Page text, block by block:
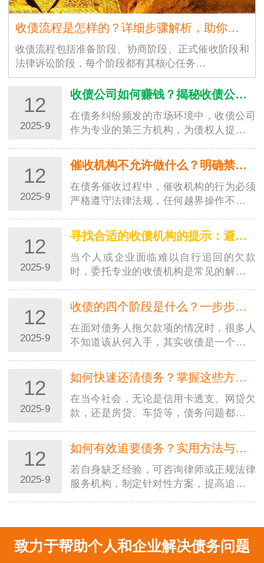
收债流程是怎样的？详细步骤解析，助你高效追回欠款
收债流程包括准备阶段、协商阶段、正式催收阶段和
法律诉讼阶段，每个阶段都有其核心任务…
12
2025-9
收债公司如何赚钱？揭秘收债公司的盈利模式
在债务纠纷频发的市场环境中，收债公司
作为专业的第三方机构，为债权人提供欠
说，收债公司如何赚钱是一个充满好奇的
问题。其实，收债公司的盈…
12
2025-9
催收机构不允许做什么？明确禁区，避免踩坑
在债务催收过程中，催收机构的行为必须
严格遵守法律法规，任何越界操作不仅会
陷入法律纠纷。了解催收机构不允许做的
事，既能帮助债务人维护…
12
2025-9
寻找合适的收债机构的提示：避开陷阱，选对专业帮手
当个人或企业面临难以自行追回的欠款
时，委托专业的收债机构是常见的解决方
不当，可能不仅追不回欠款，还会陷入法
律纠纷或遭受二次损失。因…
12
2025-9
收债的四个阶段是什么？一步步教你合法高效追回欠款
在面对债务人拖欠款项的情况时，很多人
不知道该从何入手，其实收债是一个有章
段，能让你在追讨欠款时更有条理，既提
高效率又避免踩坑。本文就…
12
2025-9
如何快速还清债务？掌握这些方法，摆脱负债压力
在当今社会，无论是信用卡透支、网贷欠
款，还是房贷、车贷等，债务问题都可能
在苦苦寻找快速还清债务的方法，渴望早
日摆脱负债的困扰，重获…
12
2025-9
如何有效追要债务？实用方法与法律途径全解析
若自身缺乏经验，可咨询律师或正规法律
服务机构，制定针对性方案，提高追债成
益。在商业往来和日常生活…
致力于帮助个人和企业解决债务问题